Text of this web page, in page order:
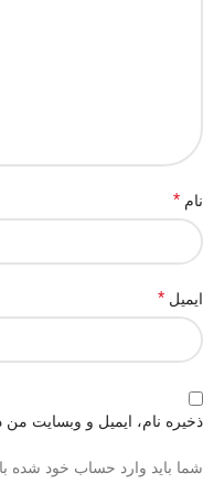
نام *
ایمیل *
ذخیره نام، ایمیل و وبسایت
شما باید وارد حساب خود شده